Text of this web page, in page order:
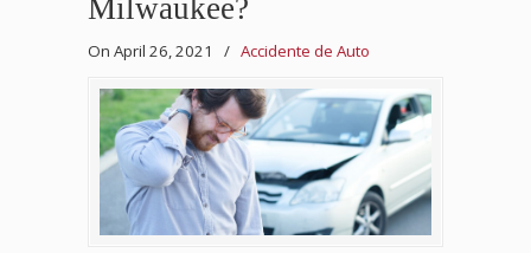
Milwaukee?
On April 26, 2021 / Accidente de Auto